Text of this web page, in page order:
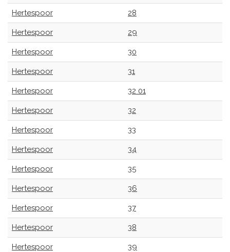
Hertespoor 28
Hertespoor 29
Hertespoor 30
Hertespoor 31
Hertespoor 32 01
Hertespoor 32
Hertespoor 33
Hertespoor 34
Hertespoor 35
Hertespoor 36
Hertespoor 37
Hertespoor 38
Hertespoor 39